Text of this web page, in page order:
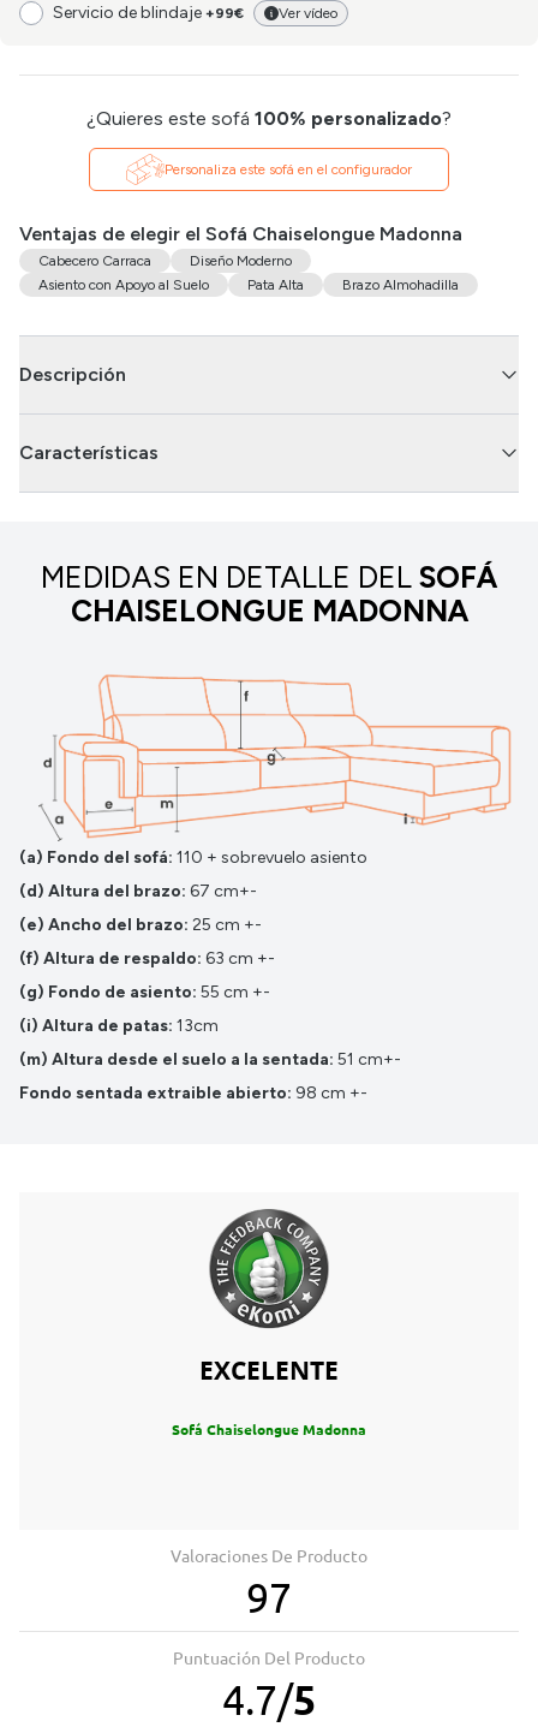
Servicio de blindaje +99€ Ver vídeo
¿Quieres este sofá 100% personalizado?
Personaliza este sofá en el configurador
Ventajas de elegir el Sofá Chaiselongue Madonna
Cabecero Carraca
Diseño Moderno
Asiento con Apoyo al Suelo
Pata Alta Brazo Almohadilla
Descripción
Características
MEDIDAS EN DETALLE DEL SOFÁ
CHAISELONGUE MADONNA
(a) Fondo del sofá: 110 + sobrevuelo asiento
(d) Altura del brazo: 67 cm+-
(e) Ancho del brazo: 25 cm +-
(f) Altura de respaldo: 63 cm +-
(g) Fondo de asiento: 55 cm +-
(i) Altura de patas: 13cm
(m) Altura desde el suelo a la sentada: 51 cm+-
Fondo sentada extraible abierto: 98 cm +-
EXCELENTE
Sofá Chaiselongue Madonna
Valoraciones De Producto
97
Puntuación Del Producto
4.7/5